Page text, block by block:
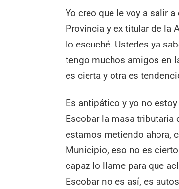
Yo creo que le voy a salir
Provincia y ex titular de la
lo escuché. Ustedes ya
tengo muchos amigos en
es cierta y otra es
Es antipático y yo no
Escobar la masa
estamos metiendo ahora,
Municipio, eso no es
capaz lo llame para que
Escobar no es así, es